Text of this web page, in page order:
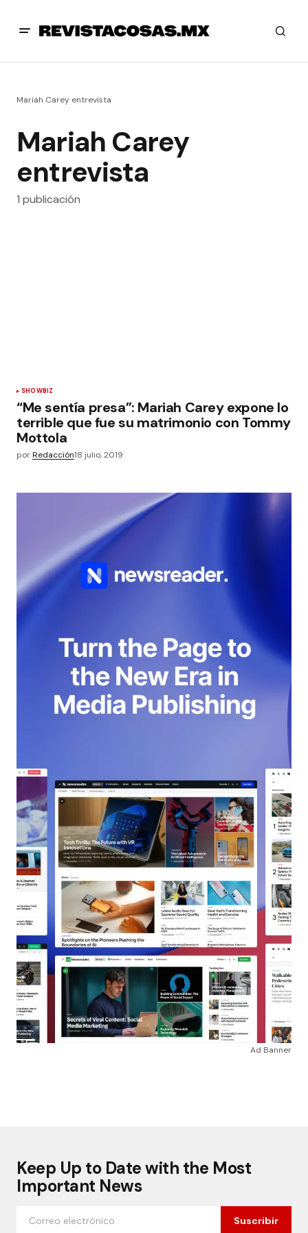
Mariah Carey entrevista
Mariah Carey
entrevista
1 publicación
SHOWBIZ
“Me sentía presa”: Mariah Carey expone lo
terrible que fue su matrimonio con Tommy
Mottola
porRedacción18 julio, 2019
Ad Banner
Keep Up to Date with the Most
Important News
Suscribir